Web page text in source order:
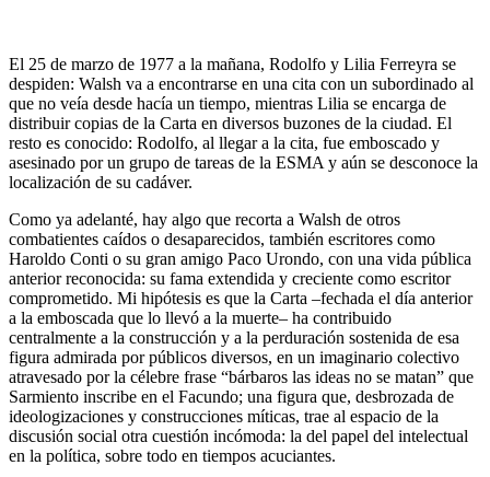
El 25 de marzo de 1977 a la mañana, Rodolfo y Lilia Ferreyra se
despiden: Walsh va a encontrarse en una cita con un subordinado al
que no veía desde hacía un tiempo, mientras Lilia se encarga de
distribuir copias de la Carta en diversos buzones de la ciudad. El
resto es conocido: Rodolfo, al llegar a la cita, fue emboscado y
asesinado por un grupo de tareas de la ESMA y aún se desconoce la
localización de su cadáver.
Como ya adelanté, hay algo que recorta a Walsh de otros
combatientes caídos o desaparecidos, también escritores como
Haroldo Conti o su gran amigo Paco Urondo, con una vida pública
anterior reconocida: su fama extendida y creciente como escritor
comprometido. Mi hipótesis es que la Carta –fechada el día anterior
a la emboscada que lo llevó a la muerte– ha contribuido
centralmente a la construcción y a la perduración sostenida de esa
figura admirada por públicos diversos, en un imaginario colectivo
atravesado por la célebre frase “bárbaros las ideas no se matan” que
Sarmiento inscribe en el Facundo; una figura que, desbrozada de
ideologizaciones y construcciones míticas, trae al espacio de la
discusión social otra cuestión incómoda: la del papel del intelectual
en la política, sobre todo en tiempos acuciantes.